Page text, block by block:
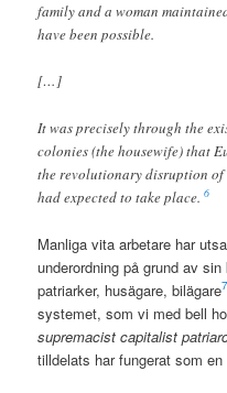
family and a woman
have been possible.
[…]
It was precisely through the
colonies (the housewife) that
the revolutionary disruption
had expected to take place.6
Manliga vita arbetare har
underordning på grund av
patriarker, husägare, bilägare7
systemet, som vi med bell
supremacist capitalist
tilldelats har fungerat som